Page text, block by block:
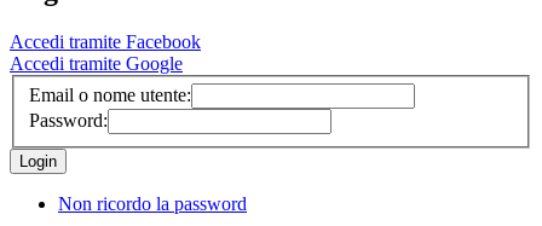
Accedi tramite Facebook
Accedi tramite Google
Email o nome utente:
Password:
Non ricordo la password